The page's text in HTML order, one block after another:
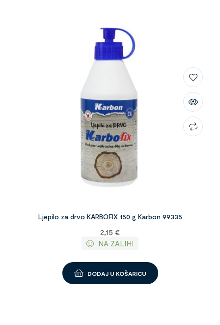
Ljepilo za drvo KARBOFIX 150 g Karbon 99335
2,15 €
NA ZALIHI
DODAJ U KOŠARICU